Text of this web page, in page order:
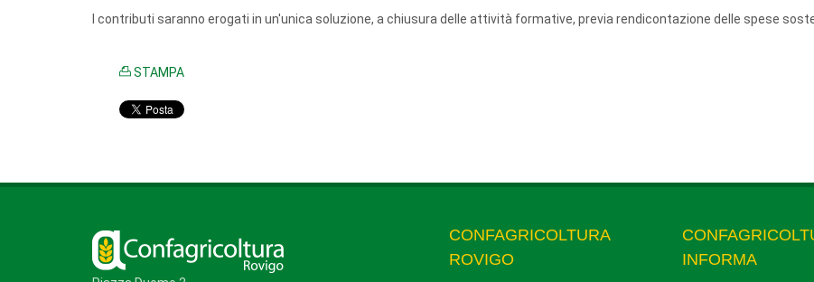
I contributi saranno erogati in un'unica soluzione, a chiusura delle attività formative, previa rendicontazione delle spese
STAMPA
CONFAGRICOLTURA
ROVIGO
INFORMA